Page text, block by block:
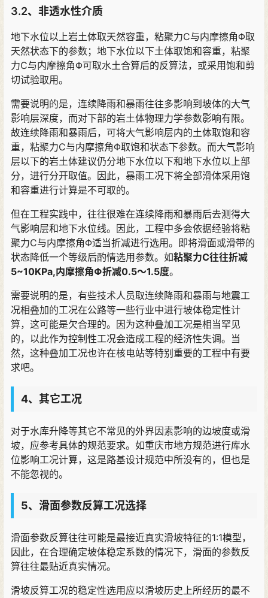
3.2、非透水性介质
地下水位以上岩土体取天然容重，粘聚力C与内摩擦角Φ取
天然状态下的参数；地下水位以下土体取饱和容重，粘聚
力C与内摩擦角Φ可取水土合算后的反算法，或采用饱和剪
切试验取用。
需要说明的是，连续降雨和暴雨往往多影响到坡体的大气
影响层深度，而对下部的岩土体物理力学参数影响有限。
故连续降雨和暴雨后，可将大气影响层内的土体取饱和容
重，粘聚力C与内摩擦角Φ取饱和状态下参数。而大气影响
层以下的岩土体建议仍分地下水位以下和地下水位以上部
分，进行分开取值。因此，暴雨工况下将全部滑体采用饱
和容重进行计算是不可取的。
但在工程实践中，往往很难在连续降雨和暴雨后去测得大
气影响层和地下水位线。因此，工程中多会依据经验将粘
聚力C与内摩擦角Φ适当折减进行选用。即将滑面或滑带的
状态降低一个等级后酌情选用参数。如粘聚力C往往折减
5~10KPa,内摩擦角Φ折减0.5～1.5度。
需要说明的是，有些技术人员取连续降雨和暴雨与地震工
况相叠加的工况在公路等一些行业中进行坡体稳定性计
算，这可能是欠合理的。因为这种叠加工况是相当罕见
的，以此作为控制性工况会造成工程的经济性失调。当
然，这种叠加工况也许在核电站等特别重要的工程中有要
求吧。
4、其它工况
对于水库升降等其它不常见的外界因素影响的边坡度或滑
坡，应参考具体的规范要求。如重庆市地方规范进行库水
位影响工况计算，这是路基设计规范中所没有的，但也是
不能忽视的。
5、滑面参数反算工况选择
滑面参数反算往往可能是最接近真实滑坡特征的1:1模型，
因此，在合理确定坡体稳定系数的情况下，滑面的参数反
算往往最贴近真实情况。
滑坡反算工况的稳定性选用应以滑坡历史上所经历的最不